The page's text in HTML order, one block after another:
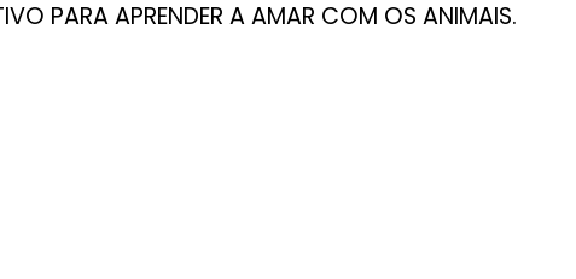
PARA APRENDER A AMAR COM OS ANIMAIS.